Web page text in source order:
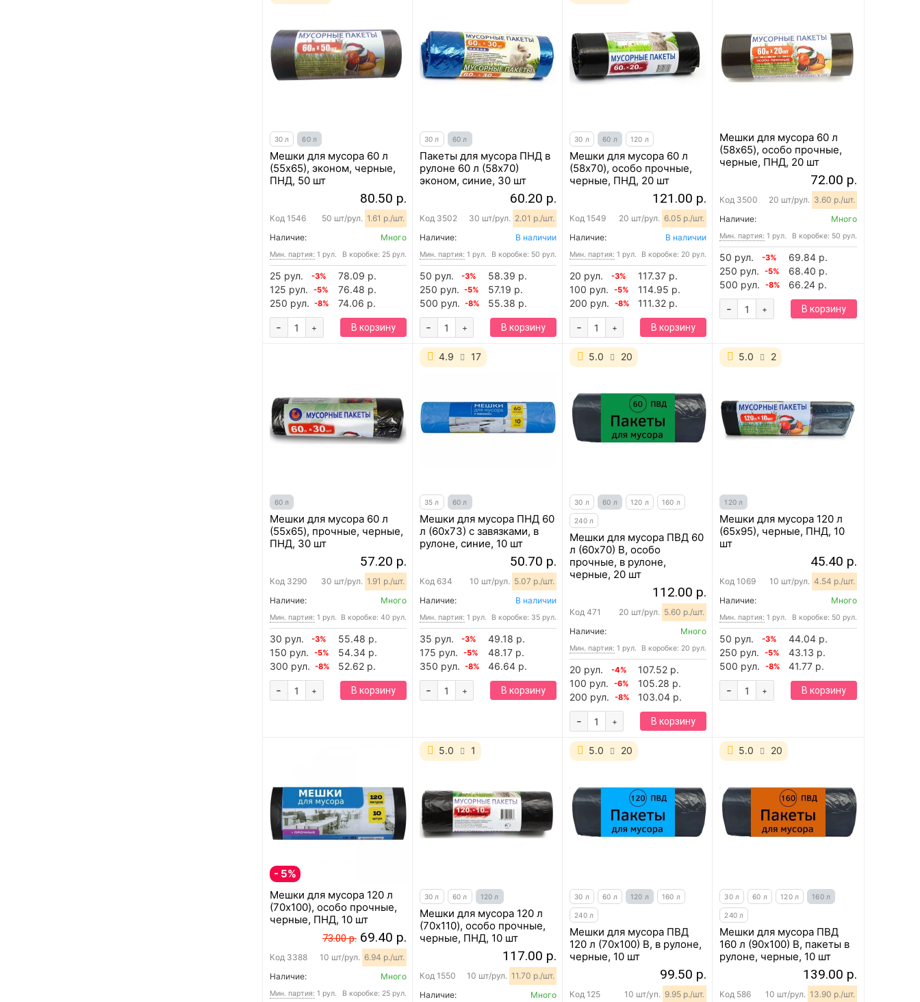
30 л 60 л
Мешки для мусора 60 л
(55х65), эконом, черные,
ПНД, 50 шт
80.50 р.
Код 1546 50 шт/рул. 1.61 р./шт.
Наличие:
Много
Мин. партия: 1 рул. В коробке: 25 рул.
25 рул. -3%
78.09 р.
125 рул.
-5%
76.48 р.
250 рул. -8% 74.06 р.
+
- В корзину
30 л 60 л
Пакеты для мусора ПНД в
рулоне 60 л (58х70)
эконом, синие, 30 шт
60.20 р.
Код 3502 30 шт/рул. 2.01 р./шт.
Наличие:
В наличии
Мин. партия: 1 рул. В коробке: 50 рул.
50 рул. -3%
58.39 р.
250 рул.
-5%
57.19 р.
500 рул. -8% 55.38 р.
+
- В корзину
30 л 60 л 120 л
Мешки для мусора 60 л
(58x70), особо прочные,
черные, ПНД, 20 шт
121.00 р.
Код1549 20 шт/рул. 6.05 р./шт.
Наличие:
В наличии
Мин. партия: 1 рул. В коробке: 20 рул.
20 рул. -3%
117.37 р.
100 рул.
-5%
114.95 р.
200 рул.
-8% 111.32 р.
+
- В корзину
Мешки для мусора 60 л
(58x65), особо прочные,
черные, ПНД, 20 шт
72.00 р.
Код 3500 20 шт/рул. 3.60 р./шт.
Наличие:
Много
Мин. партия: 1 рул. В коробке: 50 рул.
50 рул. -3%
69.84 р.
250 рул.
-5%
68.40 р.
500 рул.
-8% 66.24 р.
+
- В корзину
60 л
Мешки для мусора 60 л
(55x65), прочные, черные,
ПНД, 30 шт
57.20 р.
Код 3290 30 шт/рул. 1.91 р./шт.
Наличие:
Много
Мин. партия: 1 рул. В коробке: 40 рул.
30 рул. -3%
55.48 р.
150 рул.
-5%
54.34 р.
300 рул. -8% 52.62 р.
+
- В корзину
4.9 17
35 л 60 л
Мешки для мусора ПНД 60
л (60х73) с завязками, в
рулоне, синие, 10 шт
50.70 р.
Код 634 10 шт/рул. 5.07 р./шт.
Наличие:
В наличии
Мин. партия: 1 рул. В коробке: 35 рул.
35 рул. -3%
49.18 р.
175 рул.
-5%
48.17 р.
350 рул. -8% 46.64 р.
+
- В корзину
5.0 20
30 л 60 л 120 л 160 л
240 л
Мешки для мусора ПВД 60
л (60х70) B, особо
прочные, в рулоне,
черные, 20 шт
112.00 р.
Код471 20 шт/рул. 5.60 р./шт.
Наличие:
Много
Мин. партия: 1 рул. В коробке: 20 рул.
20 рул. -4%
107.52 р.
100 рул.
-6%
105.28 р.
200 рул.
-8% 103.04 р.
+
- В корзину
5.0 2
120 л
Мешки для мусора 120 л
(65х95), черные, ПНД, 10
шт
45.40 р.
Код1069 10 шт/рул. 4.54 р./шт.
Наличие:
Много
Мин. партия: 1 рул. В коробке: 50 рул.
50 рул. -3%
44.04 р.
250 рул.
-5%
43.13 р.
500 рул.
-8% 41.77 р.
+
- В корзину
- 5%
Мешки для мусора 120 л
(70x100), особо прочные,
черные, ПНД, 10 шт
73.00 р. 69.40 р.
Код 3388 10 шт/рул. 6.94 р./шт.
Наличие:
Много
Мин. партия: 1 рул. В коробке: 25 рул.
5.0 1
30 л 60 л 120 л
Мешки для мусора 120 л
(70x110), особо прочные,
черные, ПНД, 10 шт
117.00 р.
Код 1550 10 шт/рул. 11.70 р./шт.
Наличие:
Много
5.0 20
30 л 60 л 120 л 160 л
240 л
Мешки для мусора ПВД
120 л (70х100) B, в рулоне,
черные, 10 шт
99.50 р.
Код125 10 шт/уп. 9.95 р./шт.
5.0 20
30 л 60 л 120 л 160 л
240 л
Мешки для мусора ПВД
160 л (90х100) B, пакеты в
рулоне, черные, 10 шт
139.00 р.
Код 586 10 шт/рул. 13.90 р./шт.